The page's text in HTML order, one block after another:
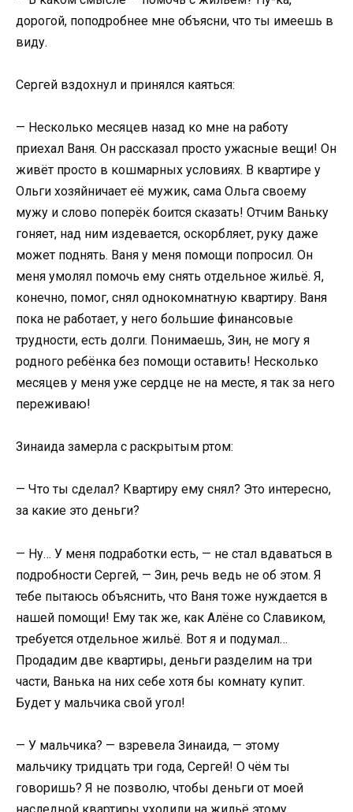
дорогой, поподробнее мне объясни, что ты имеешь в
виду.
Сергей вздохнул и принялся каяться:
— Несколько месяцев назад ко мне на работу
приехал Ваня. Он рассказал просто ужасные вещи! Он
живёт просто в кошмарных условиях. В квартире у
Ольги хозяйничает её мужик, сама Ольга своему
мужу и слово поперёк боится сказать! Отчим Ваньку
гоняет, над ним издевается, оскорбляет, руку даже
может поднять. Ваня у меня помощи попросил. Он
меня умолял помочь ему снять отдельное жильё. Я,
конечно, помог, снял однокомнатную квартиру. Ваня
пока не работает, у него большие финансовые
трудности, есть долги. Понимаешь, Зин, не могу я
родного ребёнка без помощи оставить! Несколько
месяцев у меня уже сердце не на месте, я так за него
переживаю!
Зинаида замерла с раскрытым ртом:
— Что ты сделал? Квартиру ему снял? Это интересно,
за какие это деньги?
— Ну… У меня подработки есть, — не стал вдаваться в
подробности Сергей, — Зин, речь ведь не об этом. Я
тебе пытаюсь объяснить, что Ваня тоже нуждается в
нашей помощи! Ему так же, как Алёне со Славиком,
требуется отдельное жильё. Вот я и подумал…
Продадим две квартиры, деньги разделим на три
части, Ванька на них себе хотя бы комнату купит.
Будет у мальчика свой угол!
— У мальчика? — взревела Зинаида, — этому
мальчику тридцать три года, Сергей! О чём ты
говоришь? Я не позволю, чтобы деньги от моей